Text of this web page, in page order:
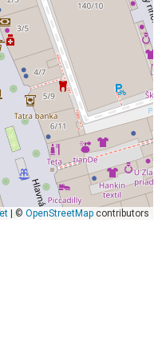
| © OpenStreetMapcontributors